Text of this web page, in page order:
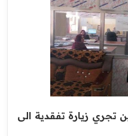
تجري زيارة تفقدية الى